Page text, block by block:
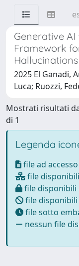
Generative AI
Framework
Hallucinations
2025 El Ganadi,
Luca; Ruozzi,
Mostrati risultati
di 1
Legenda
file ad
file
file
file
file sotto
nessun file